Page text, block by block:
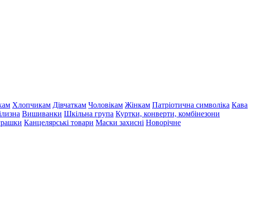
Хлопчикам Дівчаткам Чоловікам Жінкам Патріотична символіка Кава
Вишиванки Шкільна група Куртки, конверти, комбінезони
Канцелярські товари Маски захисні Новорічне